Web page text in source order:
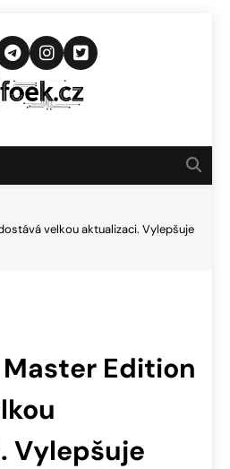
Novinkám
velkou aktualizaci. Vylepšuje
Master Edition
Vylepšuje